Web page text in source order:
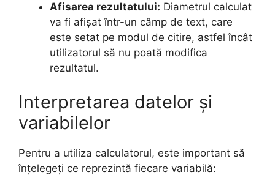
Afisarea rezultatului: Diametrul calculat
va fi afișat într-un câmp de text, care
este setat pe modul de citire, astfel încât
utilizatorul să nu poată modifica
rezultatul.
Interpretarea datelor și
variabilelor
Pentru a utiliza calculatorul, este important să
înțelegeți ce reprezintă fiecare variabilă: